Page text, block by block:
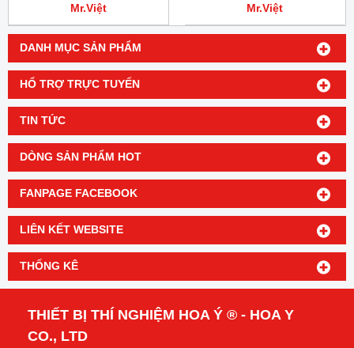
DANH MỤC SẢN PHẨM
HỔ TRỢ TRỰC TUYẾN
TIN TỨC
DÒNG SẢN PHẨM HOT
FANPAGE FACEBOOK
LIÊN KẾT WEBSITE
THỐNG KÊ
Mr.Việt
Mr.Việt
THIẾT BỊ THÍ NGHIỆM HOA Ý ® - HOA Y
CO., LTD